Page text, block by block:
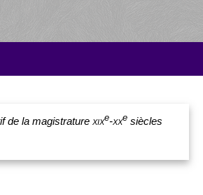
de la magistrature xixe-xxe siècles